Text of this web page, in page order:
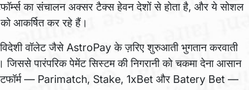
का संचालन अक्सर टैक्स हेवन देशों से होता है, और ये सोशल
को आकर्षित कर रहे हैं।
वॉलेट जैसे AstroPay के ज़रिए शुरुआती भुगतान करवाती
पारंपरिक पेमेंट सिस्टम की निगरानी को चकमा देना आसान
— Parimatch, Stake, 1xBet और Batery Bet —